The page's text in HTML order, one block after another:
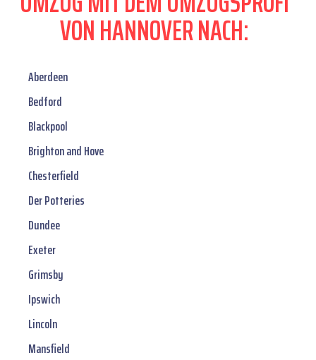
VON HANNOVER NACH:
Aberdeen
Bedford
Blackpool
Brighton and Hove
Chesterfield
Der Potteries
Dundee
Exeter
Grimsby
Ipswich
Lincoln
Mansfield